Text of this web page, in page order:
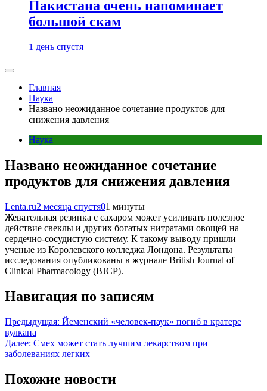
Пакистана очень напоминает
большой скам
1 день спустя
Главная
Наука
Названо неожиданное сочетание продуктов для
снижения давления
Наука
Названо неожиданное сочетание
продуктов для снижения давления
Lenta.ru2 месяца спустя01 минуты
Жевательная резинка с сахаром может усиливать полезное
действие свеклы и других богатых нитратами овощей на
сердечно-сосудистую систему. К такому выводу пришли
ученые из Королевского колледжа Лондона. Результаты
исследования опубликованы в журнале British Journal of
Clinical Pharmacology (BJCP).
Навигация по записям
Предыдущая: Йеменский «человек-паук» погиб в кратере
вулкана
Далее: Смех может стать лучшим лекарством при
заболеваниях легких
Похожие новости